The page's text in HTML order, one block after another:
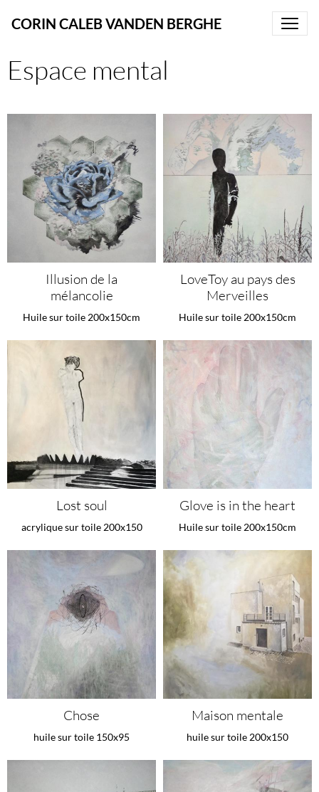
CORIN CALEB VANDEN BERGHE
Espace mental
Illusion de la
mélancolie
Huile sur toile 200x150cm
LoveToy au pays des
Merveilles
Huile sur toile 200x150cm
Lost soul
acrylique sur toile 200x150
Glove is in the heart
Huile sur toile 200x150cm
Chose
huile sur toile 150x95
Maison mentale
huile sur toile 200x150